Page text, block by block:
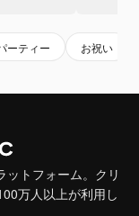
ーティー お祝い
トフォーム。クリ
万人以上が利用し